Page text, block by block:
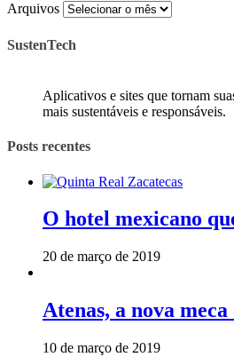
Arquivos
SustenTech
Aplicativos e sites que tornam
mais sustentáveis e responsáveis.
Posts recentes
O hotel mexicano
20 de março de 2019
Atenas, a nova
10 de março de 2019